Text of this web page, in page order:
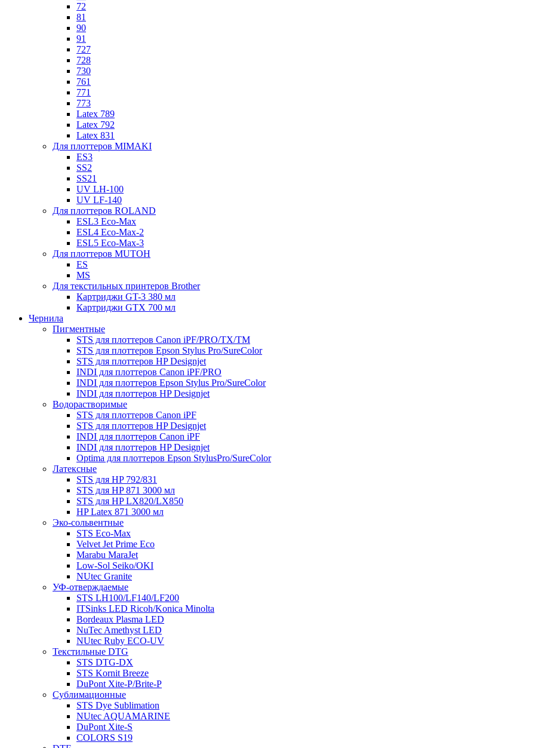
72
81
90
91
727
728
730
761
771
773
Latex 789
Latex 792
Latex 831
Для плоттеров MIMAKI
ES3
SS2
SS21
UV LH-100
UV LF-140
Для плоттеров ROLAND
ESL3 Eco-Max
ESL4 Eco-Max-2
ESL5 Eco-Max-3
Для плоттеров MUTOH
ES
MS
Для текстильных принтеров Brother
Картриджи GT-3 380 мл
Картриджи GTX 700 мл
Чернила
Пигментные
STS для плоттеров Canon iPF/PRO/TX/ТМ
STS для плоттеров Epson Stylus Pro/SureColor
STS для плоттеров HP Designjet
INDI для плоттеров Canon iPF/PRO
INDI для плоттеров Epson Stylus Pro/SureColor
INDI для плоттеров HP Designjet
Водорастворимые
STS для плоттеров Canon iPF
STS для плоттеров HP Designjet
INDI для плоттеров Canon iPF
INDI для плоттеров HP Designjet
Optima для плоттеров Epson StylusPro/SureColor
Латексные
STS для HP 792/831
STS для HP 871 3000 мл
STS для HP LX820/LX850
HP Latex 871 3000 мл
Эко-сольвентные
STS Eco-Max
Velvet Jet Prime Eco
Marabu MaraJet
Low-Sol Seiko/OKI
NUtec Granite
УФ-отверждаемые
STS LH100/LF140/LF200
ITSinks LED Ricoh/Konica Minolta
Bordeaux Plasma LED
NuTec Amethyst LED
NUtec Ruby ECO-UV
Текстильные DTG
STS DTG-DX
STS Kornit Breeze
DuPont Xite-P/Brite-P
Сублимационные
STS Dye Sublimation
NUtec AQUAMARINE
DuPont Xite-S
COLORS S19